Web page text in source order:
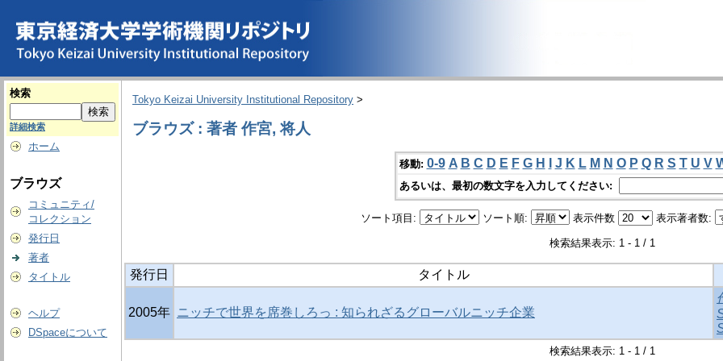
検索
詳細検索
ホーム
ブラウズ
コミュニティ/
コレクション
発行日
著者
タイトル
ヘルプ
DSpaceについて
Tokyo Keizai University Institutional Repository >
ブラウズ : 著者 作宮, 将人
移動: 0-9 A B C D E F G H J K L M N O P Q R S T U V
あるいは、最初の数文字を入力してください:
ソート項目: ソート順: 表示件数 表示著者数:
検索結果表示: 1 - 1 / 1
発行日 タイトル
2005年 ニッチで世界を席巻しろっ : 知られざるグローバルニッチ企業
検索結果表示: 1 - 1 / 1